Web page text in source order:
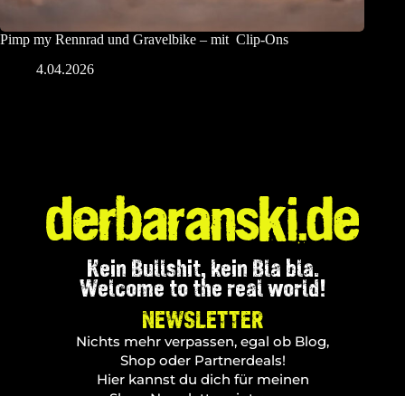
Pimp my Rennrad und Gravelbike – mit Clip-Ons
4.04.2026
Kein Bullshit, kein Bla bla.
Welcome to the real world!
NEWSLETTER
Nichts mehr verpassen, egal ob Blog,
Shop oder Partnerdeals!
Hier kannst du dich für meinen